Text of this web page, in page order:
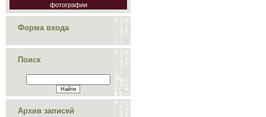
фотографии
Форма входа
Поиск
Архив записей